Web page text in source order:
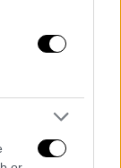
- Τι